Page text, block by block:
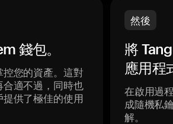
錢包。
控您的資產。這對
合適不過，同時也
供了極佳的使用
然後
將
應用程
在啟用過
成隨機私
解。